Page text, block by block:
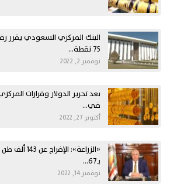
البنك المركزي السعودي يقرر
75 نقطة…
نوفمبر 2, 2022
بعد تحرير الدولار وقرارات
في…
أكتوبر 27, 2022
«الزراعة»:
بـ67…
نوفمبر 14, 2022